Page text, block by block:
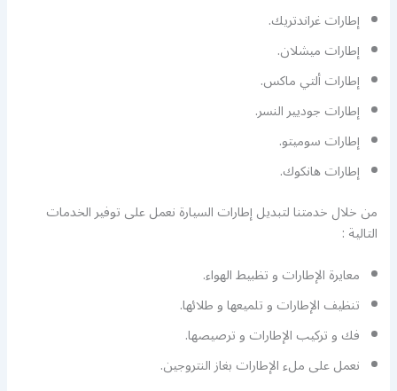
إطارات غراندتريك.
إطارات ميشلان.
إطارات ألتي ماكس.
إطارات جوديير النسر.
إطارات سوميتو.
إطارات هانكوك.
من خلال خدمتنا لتبديل إطارات السيارة نعمل على توفير الخدمات
التالية :
معايرة الإطارات و تظبيط الهواء.
تنظيف الإطارات و تلميعها و طلائها.
فك و تركيب الإطارات و ترصيصها.
نعمل على ملء الإطارات بغاز النتروجين.